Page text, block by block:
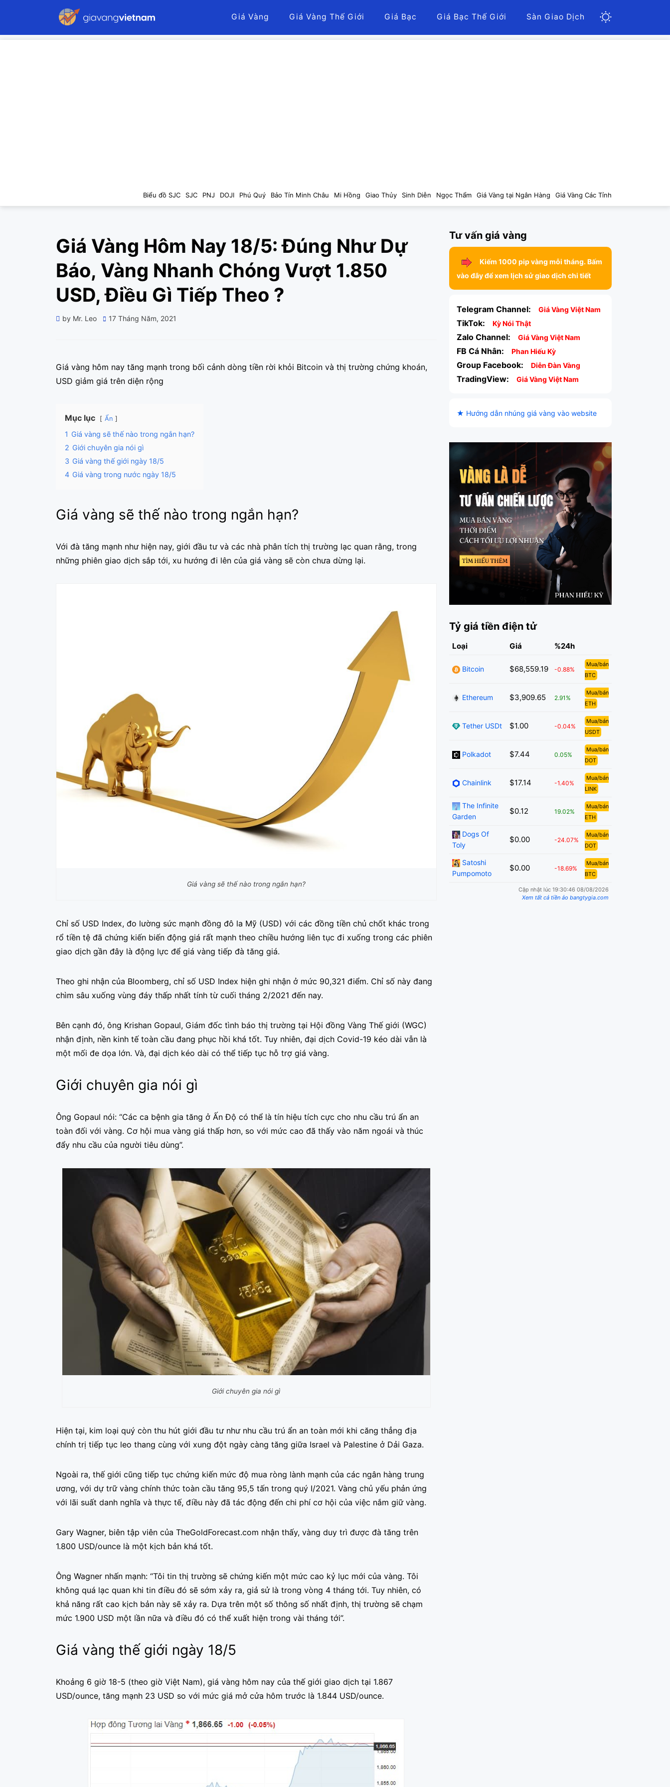
Giá Vàng Giá Vàng Thế Giới Giá Bạc Giá Bạc Thế Giới Sàn Giao Dịch
Biểu đồ SJC SJC PNJ DOJI Phú Quý Bảo Tín Minh Châu Mi Hồng Giao Thủy Sinh Diễn Ngọc Thẩm Giá Vàng tại Ngân Hàng Giá Vàng Các Tỉnh
Giá Vàng Hôm Nay 18/5: Đúng Như Dự
Báo, Vàng Nhanh Chóng Vượt 1.850
USD, Điều Gì Tiếp Theo ?
by Mr. Leo
Posted
17 Tháng Năm, 2021
Giá vàng hôm nay tăng mạnh trong bối cảnh dòng tiền rời khỏi Bitcoin và thị trường chứng khoán,
USD giảm giá trên diện rộng
Mục lục Ẩn
1 Giá vàng sẽ thế nào trong ngắn hạn?
2 Giới chuyên gia nói gì
3 Giá vàng thế giới ngày 18/5
4 Giá vàng trong nước ngày 18/5
Giá vàng sẽ thế nào trong ngắn hạn?
Với đà tăng mạnh như hiện nay, giới đầu tư và các nhà phân tích thị trường lạc quan rằng, trong
những phiên giao dịch sắp tới, xu hướng đi lên của giá vàng sẽ còn chưa dừng lại.
Giá vàng sẽ thế nào trong ngắn hạn?
Chỉ số USD Index, đo lường sức mạnh đồng đô la Mỹ (USD) với các đồng tiền chủ chốt khác trong
rổ tiền tệ đã chứng kiến biến động giá rất mạnh theo chiều hướng liên tục đi xuống trong các phiên
giao dịch gần đây là động lực để giá vàng tiếp đà tăng giá.
Theo ghi nhận của Bloomberg, chỉ số USD Index hiện ghi nhận ở mức 90,321 điểm. Chỉ số này đang
chìm sâu xuống vùng đáy thấp nhất tính từ cuối tháng 2/2021 đến nay.
Bên cạnh đó, ông Krishan Gopaul, Giám đốc tình báo thị trường tại Hội đồng Vàng Thế giới (WGC)
nhận định, nền kinh tế toàn cầu đang phục hồi khá tốt. Tuy nhiên, đại dịch Covid-19 kéo dài vẫn là
một mối đe dọa lớn. Và, đại dịch kéo dài có thể tiếp tục hỗ trợ giá vàng.
Giới chuyên gia nói gì
Ông Gopaul nói: “Các ca bệnh gia tăng ở Ấn Độ có thể là tín hiệu tích cực cho nhu cầu trú ẩn an
toàn đối với vàng. Cơ hội mua vàng giá thấp hơn, so với mức cao đã thấy vào năm ngoái và thúc
đẩy nhu cầu của người tiêu dùng”.
Giới chuyên gia nói gì
Hiện tại, kim loại quý còn thu hút giới đầu tư như nhu cầu trú ẩn an toàn mới khi căng thẳng địa
chính trị tiếp tục leo thang cùng với xung đột ngày càng tăng giữa Israel và Palestine ở Dải Gaza.
Ngoài ra, thế giới cũng tiếp tục chứng kiến mức độ mua ròng lành mạnh của các ngân hàng trung
ương, với dự trữ vàng chính thức toàn cầu tăng 95,5 tấn trong quý I/2021. Vàng chủ yếu phản ứng
với lãi suất danh nghĩa và thực tế, điều này đã tác động đến chi phí cơ hội của việc nắm giữ vàng.
Gary Wagner, biên tập viên của TheGoldForecast.com nhận thấy, vàng duy trì được đà tăng trên
1.800 USD/ounce là một kịch bản khá tốt.
Ông Wagner nhấn mạnh: “Tôi tin thị trường sẽ chứng kiến một mức cao kỷ lục mới của vàng. Tôi
không quá lạc quan khi tin điều đó sẽ sớm xảy ra, giả sử là trong vòng 4 tháng tới. Tuy nhiên, có
khả năng rất cao kịch bản này sẽ xảy ra. Dựa trên một số thông số nhất định, thị trường sẽ chạm
mức 1.900 USD một lần nữa và điều đó có thể xuất hiện trong vài tháng tới”.
Giá vàng thế giới ngày 18/5
Khoảng 6 giờ 18-5 (theo giờ Việt Nam), giá vàng hôm nay của thế giới giao dịch tại 1.867
USD/ounce, tăng mạnh 23 USD so với mức giá mở cửa hôm trước là 1.844 USD/ounce.
Tư vấn giá vàng
Kiếm 1000 pip vàng mỗi tháng. Bấm
vào đây để xem lịch sử giao dịch chi tiết
Telegram Channel: Giá Vàng Việt Nam
TikTok: Kỳ Nói Thật
Zalo Channel: Giá Vàng Việt Nam
FB Cá Nhân: Phan Hiếu Kỳ
Group Facebook: Diễn Đàn Vàng
TradingView: Giá Vàng Việt Nam
★ Hướng dẫn nhúng giá vàng vào website
Tỷ giá tiền điện tử
Loại Giá %24h
Bitcoin $68,559.19 -0.88%
Mua/bán
BTC
Ethereum $3,909.65 2.91%
Mua/bán
ETH
Tether USDt $1.00 -0.04%
Mua/bán
USDT
Polkadot $7.44 0.05%
Mua/bán
DOT
Chainlink $17.14 -1.40%
Mua/bán
LINK
The Infinite
Garden
$0.12 19.02%
Mua/bán
ETH
Dogs Of
Toly
$0.00 -24.07%
Mua/bán
DOT
Satoshi
Pumpomoto
$0.00 -18.69%
Mua/bán
BTC
Cập nhật lúc 19:30:46 08/08/2026
Xem tất cả tiền ảo bangtygia.com